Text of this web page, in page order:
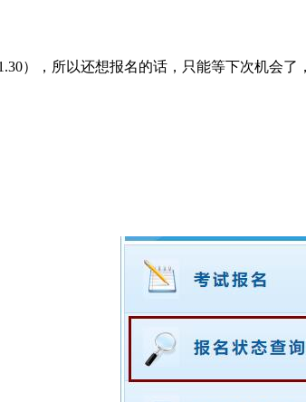
），所以还想报名的话，只能等下次机会了